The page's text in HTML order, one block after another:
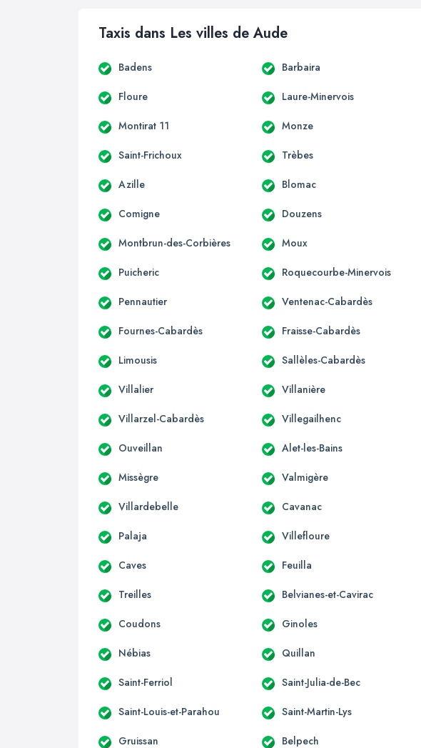
Taxis dans Les villes de Aude
Badens Barbaira
Floure Laure-Minervois
Montirat 11 Monze
Saint-Frichoux Trèbes
Azille Blomac
Comigne Douzens
Montbrun-des-Corbières Moux
Puicheric Roquecourbe-Minervois
Pennautier Ventenac-Cabardès
Fournes-Cabardès Fraisse-Cabardès
Limousis Sallèles-Cabardès
Villalier Villanière
Villarzel-Cabardès Villegailhenc
Ouveillan Alet-les-Bains
Missègre Valmigère
Villardebelle Cavanac
Palaja Villefloure
Caves Feuilla
Treilles Belvianes-et-Cavirac
Coudons Ginoles
Nébias Quillan
Saint-Ferriol Saint-Julia-de-Bec
Saint-Louis-et-Parahou Saint-Martin-Lys
Gruissan Belpech